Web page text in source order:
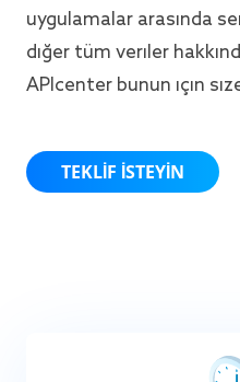
uygulamalar arasında
diğer tüm veriler
APIcenter bunun için
TEKLIF ISTEYIN